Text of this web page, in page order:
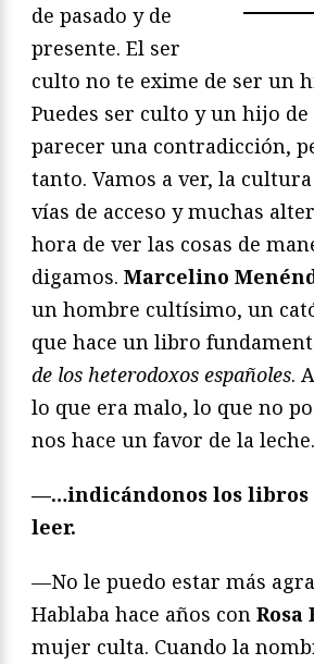
de pasado y de
presente. El ser
culto no te exime de ser un
Puedes ser culto y un hijo de
parecer una contradicción,
tanto. Vamos a ver, la
vías de acceso y muchas
hora de ver las cosas de
digamos. Marcelino
un hombre cultísimo, un
que hace un libro
de los heterodoxos españoles.
lo que era malo, lo que no
nos hace un favor de la
—…indicándonos los libros
leer.
—No le puedo estar más
Hablaba hace años con Rosa
mujer culta. Cuando la